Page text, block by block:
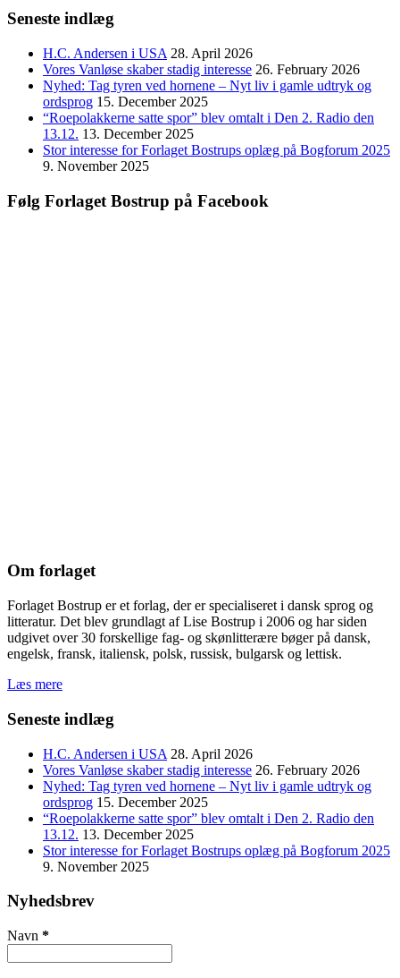
Seneste indlæg
H.C. Andersen i USA 28. April 2026
Vores Vanløse skaber stadig interesse 26. February 2026
Nyhed: Tag tyren ved hornene – Nyt liv i gamle udtryk og
ordsprog 15. December 2025
“Roepolakkerne satte spor” blev omtalt i Den 2. Radio den
13.12. 13. December 2025
Stor interesse for Forlaget Bostrups oplæg på Bogforum 2025
9. November 2025
Følg Forlaget Bostrup på Facebook
Om forlaget
Forlaget Bostrup er et forlag, der er specialiseret i dansk sprog og
litteratur. Det blev grundlagt af Lise Bostrup i 2006 og har siden
udgivet over 30 forskellige fag- og skønlitterære bøger på dansk,
engelsk, fransk, italiensk, polsk, russisk, bulgarsk og lettisk.
Læs mere
Seneste indlæg
H.C. Andersen i USA 28. April 2026
Vores Vanløse skaber stadig interesse 26. February 2026
Nyhed: Tag tyren ved hornene – Nyt liv i gamle udtryk og
ordsprog 15. December 2025
“Roepolakkerne satte spor” blev omtalt i Den 2. Radio den
13.12. 13. December 2025
Stor interesse for Forlaget Bostrups oplæg på Bogforum 2025
9. November 2025
Nyhedsbrev
Navn *